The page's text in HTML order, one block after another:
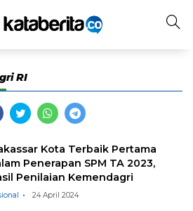
RI
Kota Terbaik Pertama
Penerapan SPM TA 2023,
Penilaian Kemendagri
24 April 2024